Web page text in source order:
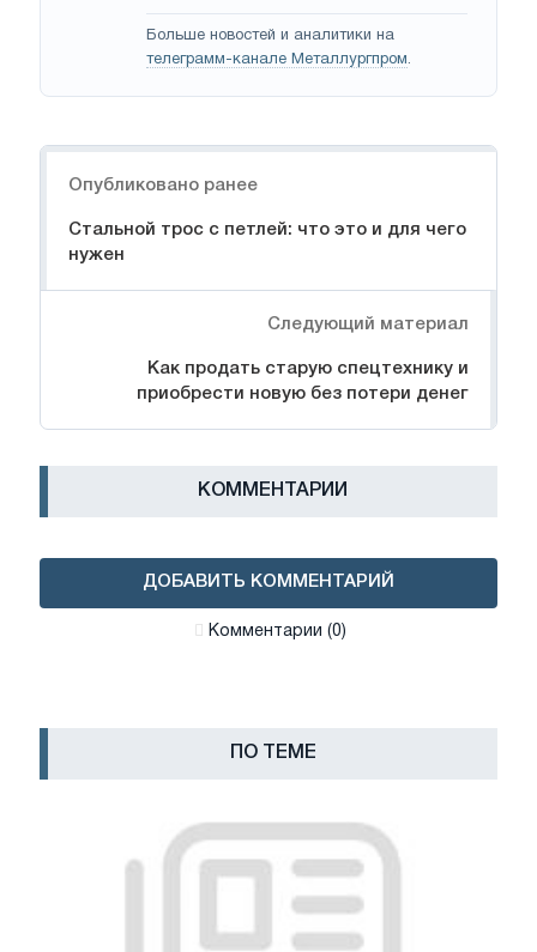
Больше новостей и аналитики на
телеграмм-канале Металлургпром.
Опубликовано ранее
Стальной трос с петлей: что это и для чего
нужен
Следующий материал
Как продать старую спецтехнику и
приобрести новую без потери денег
КОММЕНТАРИИ
ДОБАВИТЬ КОММЕНТАРИЙ
Комментарии (0)
ПО ТЕМЕ